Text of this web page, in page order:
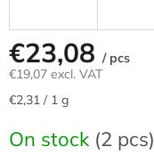
€23,08 / pcs
€19,07 excl. VAT
Measure
€2,31 / 1 g
On stock (2 pcs)